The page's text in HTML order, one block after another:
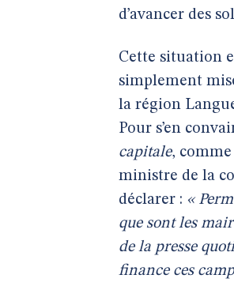
d’avancer des
Cette situation
simplement
la région
Pour s’en
capitale,
ministre de la
déclarer : «
que sont les
de la presse
finance ces